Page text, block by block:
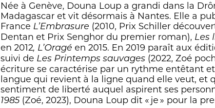
Née à Genève, Douna Loup a grandi dans la
Madagascar et vit désormais à Nantes. Elle a
France L’Embrasure (2010, Prix Schiller
Dentan et Prix Senghor du premier roman), Les
en 2012, L’Oragé en 2015. En 2019 paraît aux
suivi de Les Printemps sauvages (2022, Zoé
écriture se caractérise par un rythme entêtant
langue qui revient à la ligne quand elle veut, et
sentiment de liberté auquel aspirent ses
1985 (Zoé, 2023), Douna Loup dit « je » pour la